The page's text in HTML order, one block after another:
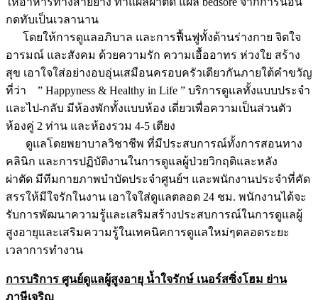
กดทับเป็นเวลานาน
โดยให้การดูแลอภิบาล และการฟื้นฟูทั้งด้านร่างกาย จิตใจ
อารมณ์ และสังคม ด้วยความรัก ความเอื้ออาทร ห่วงใย สร้าง
สุข เอาใจใส่อย่างอบอุ่นเสมือนครอบครัวเดียวกันภายใต้คำขวัญ
ที่ว่า ” Happyness & Healthy in Life ” บริการดูแลทั้งแบบประจำ
และไป-กลับ มีห้องพักทั้งแบบห้อง เดี่ยวเพื่อความเป็นส่วนตัว
ห้องคู่ 2 ท่าน และห้องรวม 4-5 เตียง
ดูแลโดยพยาบาลวิชาชีพ ที่มีประสบการณ์ทั้งการสอนทาง
คลินิก และการปฏิบัติงานในการดูแลผู้ป่วยวิกฤติและหลัง
ผ่าตัด มีทีมกายภาพบำบัดประจำศูนย์ฯ และพนักงานประจำที่คัด
สรรให้มีใจรักในงาน เอาใจใส่ดูแลตลอด 24 ชม. พนักงานได้จะ
รับการพัฒนาความรู้และเสริมสร้างประสบการณ์ในการดูแลผู้
สูงอายุและเสริมความรู้ในเทคนิคการดูแลใหม่ๆตลอดระยะ
เวลาการทำงาน
การบริการ ศูนย์ดูแลผู้สูงอายุ น้ำใจรักษ์ เนอร์สซิ่งโฮม ย่าน
ภาษีเจริญ